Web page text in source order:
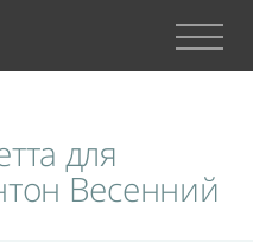
для
Весенний